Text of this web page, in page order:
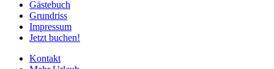
Gästebuch
Grundriss
Impressum
Jetzt buchen!
Kontakt